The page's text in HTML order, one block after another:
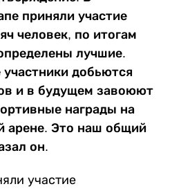
приняли участие
человек, по итогам
лучшие.
участники добьются
и в будущем завоюют
награды на
арене. Это наш общий
он.
участие